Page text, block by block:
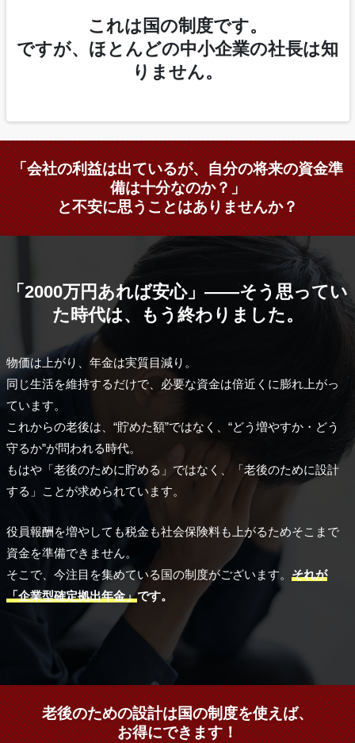
これは国の制度です。
ですが、ほとんどの中小企業の社長は知
りません。
「会社の利益は出ているが、自分の将来の資金準
備は十分なのか？」
と不安に思うことはありませんか？
「2000万円あれば安心」——そう思ってい
た時代は、もう終わりました。
物価は上がり、年金は実質目減り。
同じ生活を維持するだけで、必要な資金は倍近くに膨れ上がっ
ています。
これからの老後は、“貯めた額”ではなく、“どう増やすか・どう
守るか”が問われる時代。
もはや「老後のために貯める」ではなく、「老後のために設計
する」ことが求められています。
役員報酬を増やしても税金も社会保険料も上がるためそこまで
資金を準備できません。
そこで、今注目を集めている国の制度がございます。 それが
「企業型確定拠出年金」です。
老後のための設計は国の制度を使えば、
お得にできます！